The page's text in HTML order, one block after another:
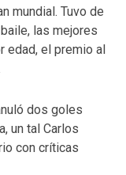
mundial. Tuvo de
las mejores
edad, el premio al
dos goles
un tal Carlos
con críticas